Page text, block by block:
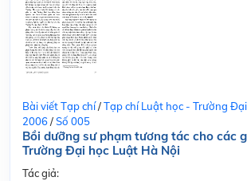
Bài viết Tạp chí/Tạp chí Luật học - Trường
2006/Số 005
Bồi dưỡng sư phạm tương tác cho các
Trường Đại học Luật Hà Nội
Tác giả: